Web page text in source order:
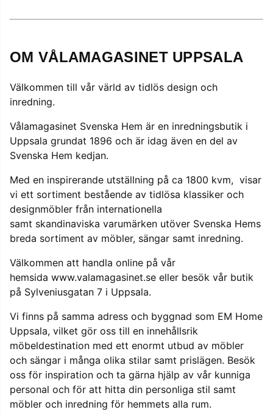
OM VÅLAMAGASINET UPPSALA
Välkommen till vår värld av tidlös design och
inredning.
Vålamagasinet Svenska Hem är en inredningsbutik i
Uppsala grundat 1896 och är idag även en del av
Svenska Hem kedjan.
Med en inspirerande utställning på ca 1800 kvm, visar
vi ett sortiment bestående av tidlösa klassiker och
designmöbler från internationella
samt skandinaviska varumärken utöver Svenska Hems
breda sortiment av möbler, sängar samt inredning.
Välkommen att handla online på vår
hemsida www.valamagasinet.se eller besök vår butik
på Sylveniusgatan 7 i Uppsala.
Vi finns på samma adress och byggnad som EM Home
Uppsala, vilket gör oss till en innehållsrik
möbeldestination med ett enormt utbud av möbler
och sängar i många olika stilar samt prislägen. Besök
oss för inspiration och ta gärna hjälp av vår kunniga
personal och för att hitta din personliga stil samt
möbler och inredning för hemmets alla rum.